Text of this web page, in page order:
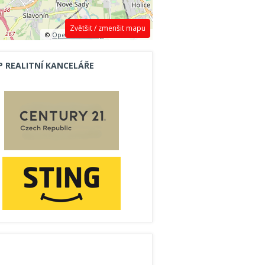
Zvětšit / zmenšit mapu
©OpenStreetMap contributors.
REALITNÍ KANCELÁŘE